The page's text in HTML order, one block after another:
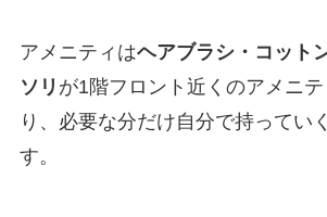
アメニティはヘアブラシ・コット
ソリ が1階フロント近くのアメニ
り、必要な分だけ自分で持ってい
す。